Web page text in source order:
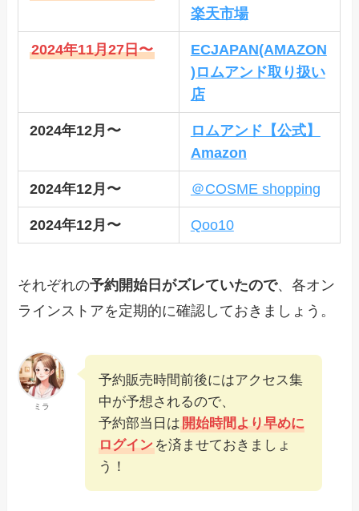
楽天市場
2024年11月27日〜
ECJAPAN(AMAZON
)ロムアンド取り扱い
店
2024年12月〜
ロムアンド【公式】
Amazon
2024年12月〜 ＠COSME shopping
2024年12月〜 Qoo10
それぞれの予約開始日がズレていたので、各オン
ラインストアを定期的に確認しておきましょう。
ミラ
予約販売時間前後にはアクセス集
中が予想されるので、
予約部当日は開始時間より早めに
ログインを済ませておきましょ
う！